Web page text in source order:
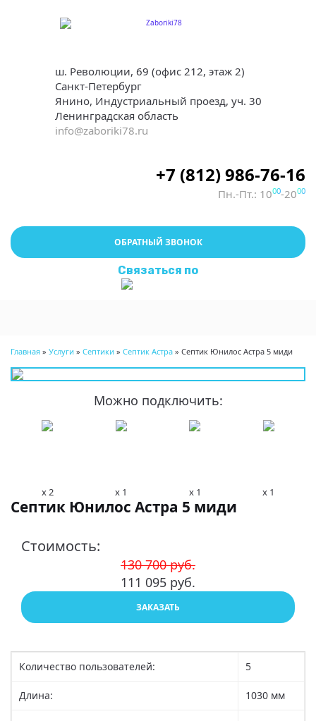
ш. Революции, 69 (офис 212, этаж 2)
Санкт-Петербург
Янино, Индустриальный проезд, уч. 30
Ленинградская область
info@zaboriki78.ru
+7 (812) 986-76-16
Пн.-Пт.: 1000-2000
ОБРАТНЫЙ ЗВОНОК
Связаться по
Главная » Услуги » Септики » Септик Астра » Септик Юнилос Астра 5 миди
Можно подключить:
x 2 x 1 x 1 x 1
Септик Юнилос Астра 5 миди
Стоимость:
130 700 руб.
111 095 руб.
ЗАКАЗАТЬ
Количество пользователей: 5
Длина: 1030 мм